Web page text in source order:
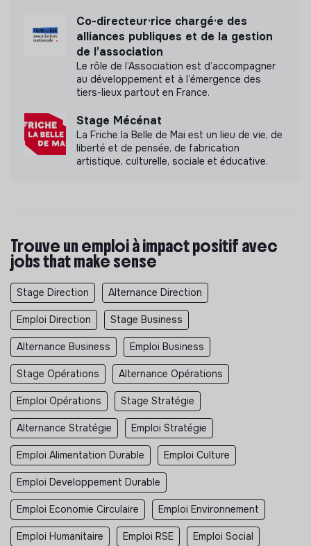
Co-directeur·rice chargé·e des
alliances publiques et de la gestion
de l’association
Le rôle de l’Association est d’accompagner
au développement et à l’émergence des
tiers-lieux partout en France.
Stage Mécénat
La Friche la Belle de Mai est un lieu de vie, de
liberté et de pensée, de fabrication
artistique, culturelle, sociale et éducative.
Trouve un emploi à impact positif avec
jobs that make sense
Stage Direction Alternance Direction
Emploi Direction Stage Business
Alternance Business Emploi Business
Stage Opérations Alternance Opérations
Emploi Opérations Stage Stratégie
Alternance Stratégie Emploi Stratégie
Emploi Alimentation Durable Emploi Culture
Emploi Developpement Durable
Emploi Economie Circulaire Emploi Environnement
Emploi Humanitaire Emploi RSE Emploi Social